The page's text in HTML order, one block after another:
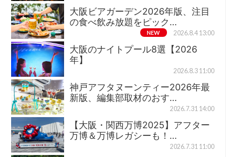
大阪ビアガーデン2026年版、注目
の食べ飲み放題をピック…
NEW 2026.8.4 13:00
大阪のナイトプール8選【2026
年】
2026.8.3 11:00
神戸アフタヌーンティー2026年最
新版、編集部取材のおす…
2026.7.31 14:00
【大阪・関西万博2025】アフター
万博＆万博レガシーも！…
2026.7.31 11:00